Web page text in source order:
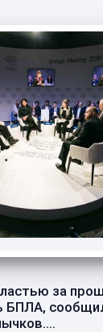
за
БПЛА,